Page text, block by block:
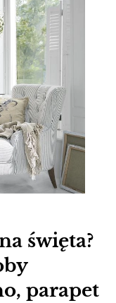
święta?
parapet